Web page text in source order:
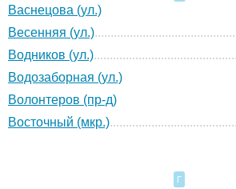
Васнецова (ул.)
Весенняя (ул.)
Водников (ул.)
Водозаборная (ул.)
Волонтеров (пр-д)
Восточный (мкр.)
Г